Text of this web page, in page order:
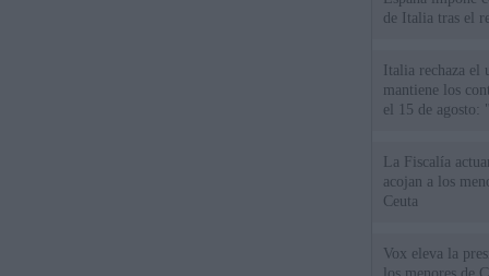
de Italia tras el
Italia rechaza
mantiene los
el 15 de agosto:
La Fiscalía
acojan a los
Ceuta
Vox eleva la